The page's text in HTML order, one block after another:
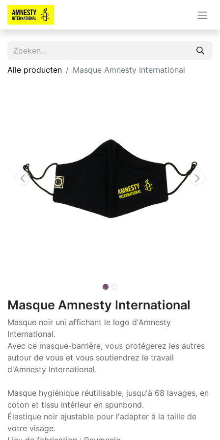
Alle producten Masque Amnesty International
Masque Amnesty International
Masque noir uni affichant le logo d'Amnesty
International.
Avec ce masque-barrière, vous protégerez les autres
autour de vous et vous soutiendrez le travail
d'Amnesty International.
Masque hygiénique réutilisable, jusqu'à 68 lavages, en
coton et tissu intérieur en spunbond.
Élastique noir ajustable pour l'adapter à la taille de
votre visage.